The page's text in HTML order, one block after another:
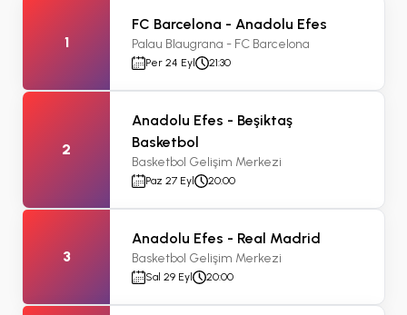
1
FC Barcelona - Anadolu Efes
Palau Blaugrana - FC Barcelona
Per 24 Eyl 21:30
2
Anadolu Efes - Beşiktaş
Basketbol
Basketbol Gelişim Merkezi
Paz 27 Eyl 20:00
3
Anadolu Efes - Real Madrid
Basketbol Gelişim Merkezi
Sal 29 Eyl 20:00